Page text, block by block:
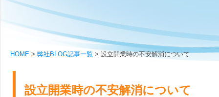
HOME > 弊社BLOG記事一覧 > 設立開業時の不安解消について
設立開業時の不安解消について